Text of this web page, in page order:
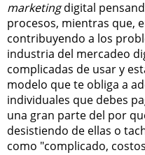
marketingdigital
procesos, mientras que,
contribuyendo a los
industria del mercadeo
complicadas de usar y
modelo que te obliga a
individuales que debes
una gran parte del por
desistiendo de ellas o
como "complicado,